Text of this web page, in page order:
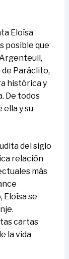
Eloísa
posible que
Paráclito,
histórica y
De todos
ella y su
del siglo
relación
más
Eloísa se
cartas
la vida